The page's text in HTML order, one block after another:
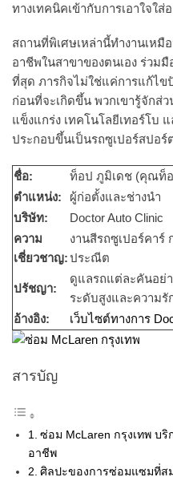
ทางเทคนิคเข้ากับการเอาใจใส่
สถานที่พิเศษเหล่านี้ทำงานเห
อาชีพในสาขาของตนเอง ร่วม
ที่สุด ภารกิจไม่ใช่แค่การแก้ไ
ก่อนที่จะเกิดขึ้น พวกเขารู้จักส่
แข็งแกร่ง เทคโนโลยีเทอร์โบ
ประกอบขึ้นเป็นรถซูเปอร์สปอร์
ชื่อ:
ท็อป ภูมิเดช (คุณท็
ตำแหน่ง:
ผู้ก่อตั้งและช่างนำ
บริษัท:
Doctor Auto Clinic
ความ
เชี่ยวชาญ:
งานสีรถซูเปอร์คาร์
ประณีต
ปรัชญา:
ดูแลรถแต่ละคันอย่
ระดับสูงและความรั
อ้างอิง:
เว็บไซต์ทางการ
สารบัญ
ซ่อม McLaren กรุงเทพ บ
อาชีพ
ศิลปะของการซ่อมแซมที่ส